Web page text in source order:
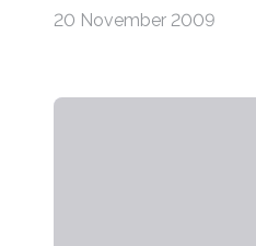
20 November 2009